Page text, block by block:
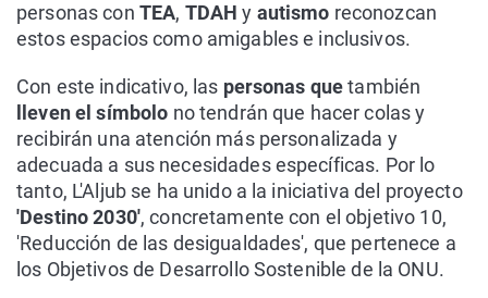
personas con TEA, TDAH y autismo reconozcan
estos espacios como amigables e inclusivos.
Con este indicativo, las personas quetambién
lleven el símbolo no tendrán que hacer colas y
recibirán una atención más personalizada y
adecuada a sus necesidades específicas. Por lo
tanto, L'Aljub se ha unido a la iniciativa del proyecto
'Destino 2030', concretamente con el objetivo 10,
'Reducción de las desigualdades', que pertenece a
los Objetivos de Desarrollo Sostenible de la ONU.